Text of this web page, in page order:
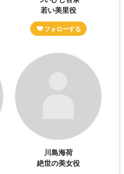
若い美里役
川島海荷
絶世の美女役